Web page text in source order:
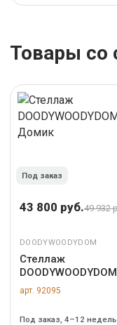
Товары со
Под заказ
43 800 руб.49 932
DOODYWOODYDOM
Стеллаж
DOODYWOODYDOM
Домик
арт. 92095
Под заказ, 4–12 недель